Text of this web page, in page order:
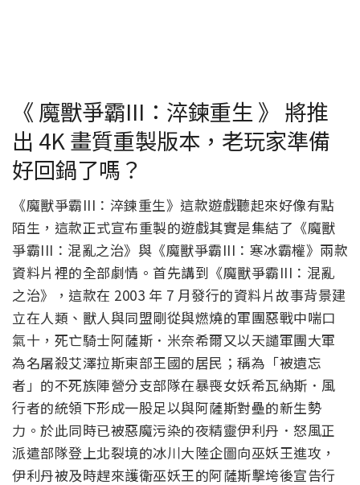
《 魔獸爭霸III：淬鍊重生 》 將推
出 4K 畫質重製版本，老玩家準備
好回鍋了嗎？
《魔獸爭霸III：淬鍊重生》這款遊戲聽起來好像有點
陌生，這款正式宣布重製的遊戲其實是集結了《魔獸
爭霸III：混亂之治》與《魔獸爭霸III：寒冰霸權》兩款
資料片裡的全部劇情。首先講到《魔獸爭霸III：混亂
之治》，這款在 2003 年 7 月發行的資料片故事背景建
立在人類、獸人與同盟剛從與燃燒的軍團惡戰中喘口
氣十，死亡騎士阿薩斯．米奈希爾又以天譴軍團大軍
為名屠殺艾澤拉斯東部王國的居民；稱為「被遺忘
者」的不死族陣營分支部隊在暴喪女妖希瓦納斯．風
行者的統領下形成一股足以與阿薩斯對壘的新生勢
力。於此同時已被惡魔污染的夜精靈伊利丹．怒風正
派遣部隊登上北裂境的冰川大陸企圖向巫妖王進攻，
伊利丹被及時趕來護衛巫妖王的阿薩斯擊垮後宣告行